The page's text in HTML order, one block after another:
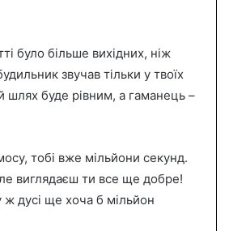
було більше вихідних, ніж
звучав тільки у твоїх
шлях буде рівним, а гаманець –
тобі вже мільйони секунд.
виглядаєш ти все ще добре!
дусі ще хоча б мільйон